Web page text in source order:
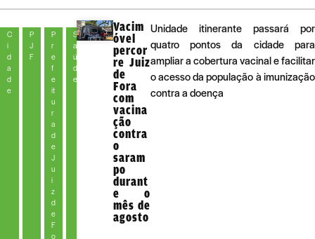
C
i
d
a
d
e
P
J
F
P
r
e
f
e
it
u
r
a
d
e
J
u
i
z
d
e
F
o
S
a
ú
d
e
Vacim
óvel
percor
re Juiz
de
Fora
com
vacina
ção
contra
o
saram
po
durant
e o
mês de
agosto
Unidade itinerante passará por
quatro pontos da cidade para
ampliar a cobertura vacinal e facilitar
o acesso da população à imunização
contra a doença